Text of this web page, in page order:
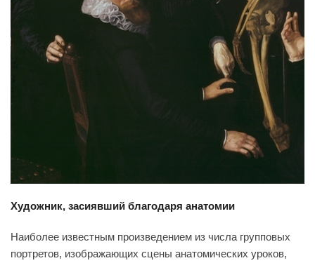
Художник, засиявший благодаря анатомии
Наиболее известным произведением из числа групповых
портретов, изображающих сцены анатомических уроков,